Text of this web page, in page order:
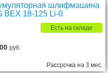
шлифмашина
BEX 18-125 Li-0
Есть на складе
руб.
Рассрочка на 3 мес.